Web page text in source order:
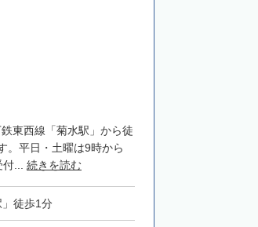
東西線「菊水駅」から徒
。平日・土曜は9時から
... 続きを読む
徒歩1分